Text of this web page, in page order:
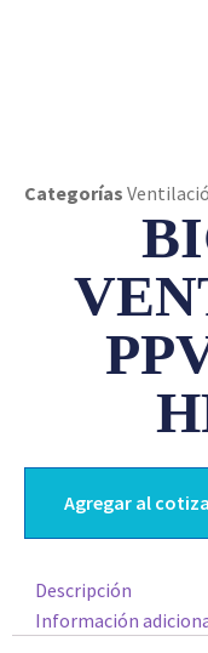
Categorías
Agregar al
Descripción
Información